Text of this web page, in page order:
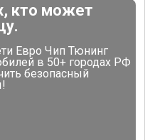
кто может
Евро Чип Тюнинг
в 50+ городах РФ
безопасный